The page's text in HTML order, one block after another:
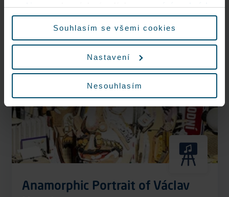
cookiesa v obecných zásadáchzpracování osobních
údajů.
Souhlasím se všemi cookies
Nastavení
Nesouhlasím
Anamorphic Portrait of Václav